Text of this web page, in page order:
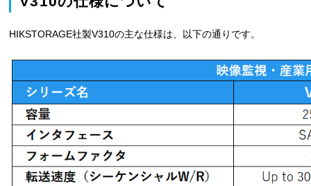
HIKSTORAGE社製V310の主な仕様は、以下の通りです。